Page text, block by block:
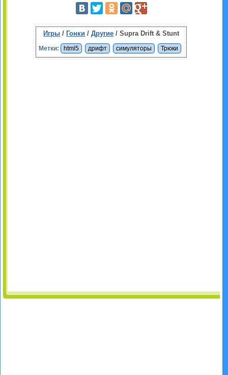
Игры / Гонки /Другие / Supra Drift & Stunt
Метки: html5 дрифт симуляторы Трюки